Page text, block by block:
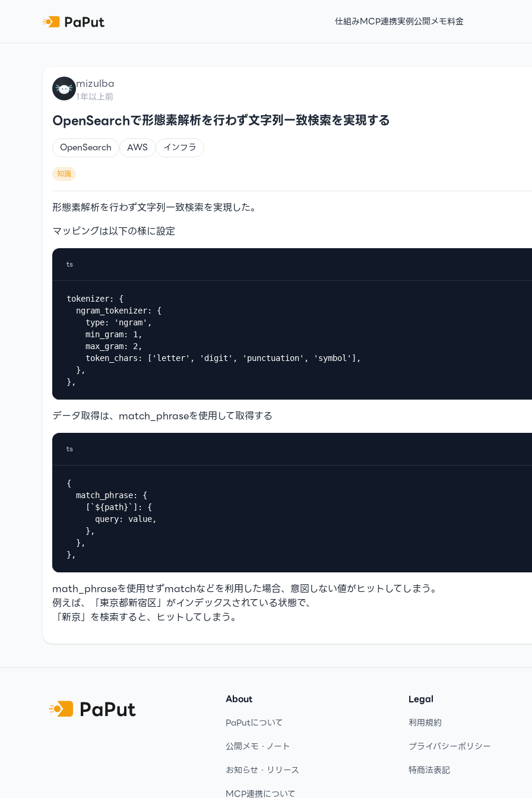
仕組みMCP連携実例公開メモ料金
mizulba
1年以上前
OpenSearchで形態素解析を行わず文字列一致検索を実現する
OpenSearch AWS インフラ
知識
形態素解析を行わず文字列一致検索を実現した。
マッピングは以下の様に設定
ts
tokenizer: {
  ngram_tokenizer: {
    type: 'ngram',
    min_gram: 1,
    max_gram: 2,
    token_chars: ['letter', 'digit', 'punctuation', 'symbol'],
  },
},
データ取得は、match_phraseを使用して取得する
ts
{
  match_phrase: {
    [`${path}`]: {
      query: value,
    },
  },
},
math_phraseを使用せずmatchなどを利用した場合、意図しない値がヒットしてしまう。
例えば、「東京都新宿区」がインデックスされている状態で、
「新京」を検索すると、ヒットしてしまう。
About
PaPutについて
公開メモ・ノート
お知らせ・リリース
MCP連携について
Legal
利用規約
プライバシーポリシー
特商法表記